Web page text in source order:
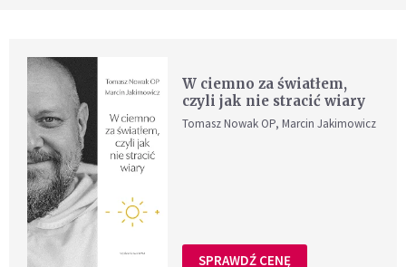
W ciemno za światłem,
czyli jak nie stracić wiary
Tomasz Nowak OP, Marcin Jakimowicz
SPRAWDŹ CENĘ